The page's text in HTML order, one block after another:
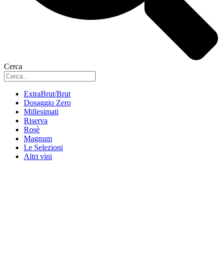
Cerca
ExtraBrut/Brut
Dosaggio Zero
Millesimati
Riserva
Rosè
Magnum
Le Selezioni
Altri vini